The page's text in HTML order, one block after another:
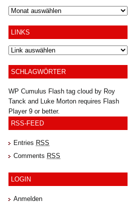
Archiv
LINKS
SCHLAGWÖRTER
WP Cumulus Flash tag cloud by Roy
Tanck and Luke Morton requires Flash
Player9 or better.
RSS-FEED
Entries RSS
Comments RSS
LOGIN
Anmelden